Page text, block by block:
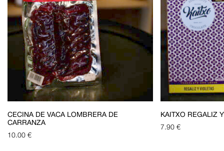
CECINA DE VACA LOMBRERA DE
CARRANZA
10.00 €
KAITXO REGALIZ
7.90 €